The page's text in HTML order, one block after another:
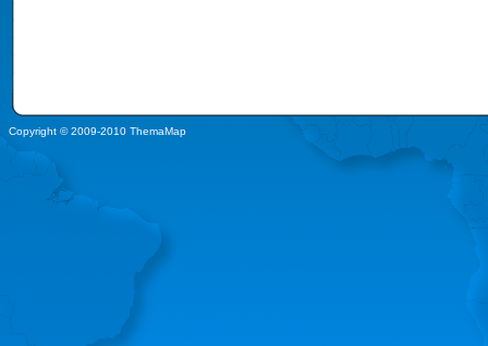
Copyright © 2009-2010 ThemaMap